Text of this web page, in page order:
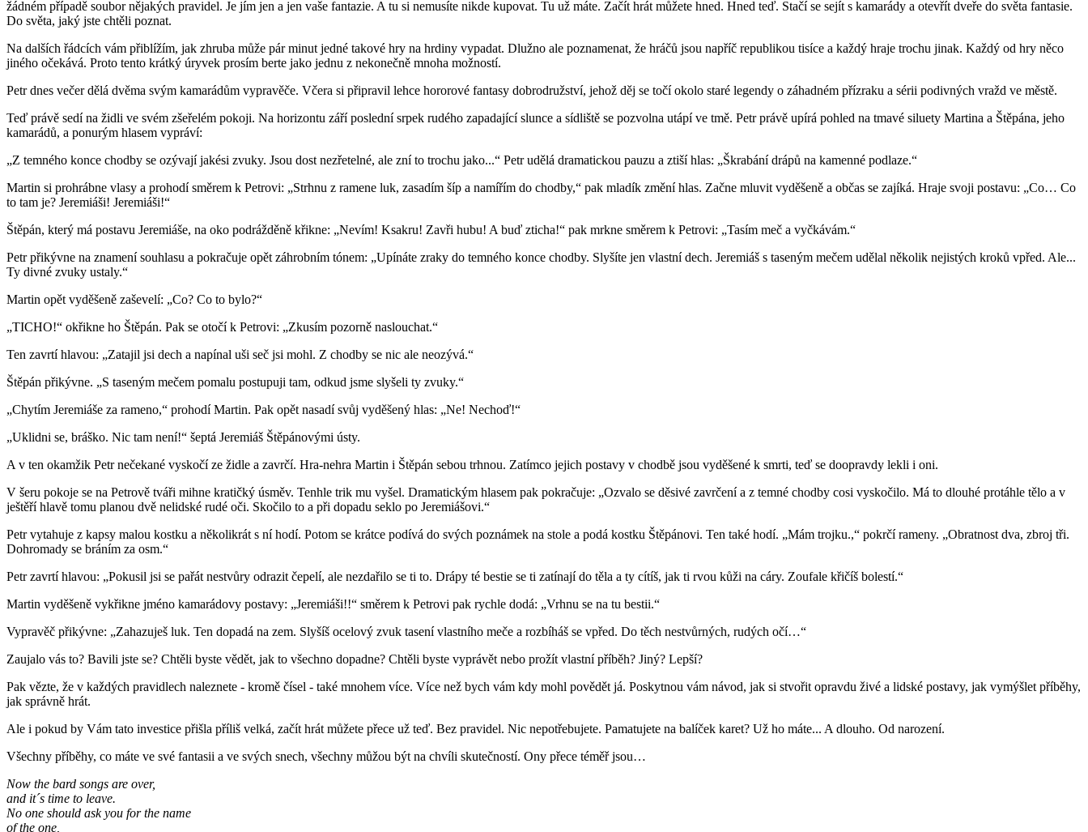
žádném případě soubor nějakých pravidel. Je jím jen a jen vaše fantazie. A tu si nemusíte nikde kupovat. Tu už máte. Začít hrát můžete hned. Hned teď. Stačí se sejít s kamarády a otevřít dveře do světa fantasie.
Do světa, jaký jste chtěli poznat.
Na dalších řádcích vám přiblížím, jak zhruba může pár minut jedné takové hry na hrdiny vypadat. Dlužno ale poznamenat, že hráčů jsou napříč republikou tisíce a každý hraje trochu jinak. Každý od hry něco
jiného očekává. Proto tento krátký úryvek prosím berte jako jednu z nekonečně mnoha možností.
Petr dnes večer dělá dvěma svým kamarádům vypravěče. Včera si připravil lehce hororové fantasy dobrodružství, jehož děj se točí okolo staré legendy o záhadném přízraku a sérii podivných vražd ve městě.
Teď právě sedí na židli ve svém zšeřelém pokoji. Na horizontu září poslední srpek rudého zapadající slunce a sídliště se pozvolna utápí ve tmě. Petr právě upírá pohled na tmavé siluety Martina a Štěpána, jeho
kamarádů, a ponurým hlasem vypráví:
„Z temného konce chodby se ozývají jakési zvuky. Jsou dost nezřetelné, ale zní to trochu jako...“ Petr udělá dramatickou pauzu a ztiší hlas: „Škrabání drápů na kamenné podlaze.“
Martin si prohrábne vlasy a prohodí směrem k Petrovi: „Strhnu z ramene luk, zasadím šíp a namířím do chodby,“ pak mladík změní hlas. Začne mluvit vyděšeně a občas se zajíká. Hraje svoji postavu: „Co… Co
to tam je? Jeremiáši! Jeremiáši!“
Štěpán, který má postavu Jeremiáše, na oko podrážděně křikne: „Nevím! Ksakru! Zavři hubu! A buď zticha!“ pak mrkne směrem k Petrovi: „Tasím meč a vyčkávám.“
Petr přikývne na znamení souhlasu a pokračuje opět záhrobním tónem: „Upínáte zraky do temného konce chodby. Slyšíte jen vlastní dech. Jeremiáš s taseným mečem udělal několik nejistých kroků vpřed. Ale...
Ty divné zvuky ustaly.“
Martin opět vyděšeně zaševelí: „Co? Co to bylo?“
„TICHO!“ okřikne ho Štěpán. Pak se otočí k Petrovi: „Zkusím pozorně naslouchat.“
Ten zavrtí hlavou: „Zatajil jsi dech a napínal uši seč jsi mohl. Z chodby se nic ale neozývá.“
Štěpán přikývne. „S taseným mečem pomalu postupuji tam, odkud jsme slyšeli ty zvuky.“
„Chytím Jeremiáše za rameno,“ prohodí Martin. Pak opět nasadí svůj vyděšený hlas: „Ne! Nechoď!“
„Uklidni se, bráško. Nic tam není!“ šeptá Jeremiáš Štěpánovými ústy.
A v ten okamžik Petr nečekané vyskočí ze židle a zavrčí. Hra-nehra Martin i Štěpán sebou trhnou. Zatímco jejich postavy v chodbě jsou vyděšené k smrti, teď se doopravdy lekli i oni.
V šeru pokoje se na Petrově tváři mihne kratičký úsměv. Tenhle trik mu vyšel. Dramatickým hlasem pak pokračuje: „Ozvalo se děsivé zavrčení a z temné chodby cosi vyskočilo. Má to dlouhé protáhle tělo a v
ještěří hlavě tomu planou dvě nelidské rudé oči. Skočilo to a při dopadu seklo po Jeremiášovi.“
Petr vytahuje z kapsy malou kostku a několikrát s ní hodí. Potom se krátce podívá do svých poznámek na stole a podá kostku Štěpánovi. Ten také hodí. „Mám trojku.,“ pokrčí rameny. „Obratnost dva, zbroj tři.
Dohromady se bráním za osm.“
Petr zavrtí hlavou: „Pokusil jsi se pařát nestvůry odrazit čepelí, ale nezdařilo se ti to. Drápy té bestie se ti zatínají do těla a ty cítíš, jak ti rvou kůži na cáry. Zoufale křičíš bolestí.“
Martin vyděšeně vykřikne jméno kamarádovy postavy: „Jeremiáši!!“ směrem k Petrovi pak rychle dodá: „Vrhnu se na tu bestii.“
Vypravěč přikývne: „Zahazuješ luk. Ten dopadá na zem. Slyšíš ocelový zvuk tasení vlastního meče a rozbíháš se vpřed. Do těch nestvůrných, rudých očí…“
Zaujalo vás to? Bavili jste se? Chtěli byste vědět, jak to všechno dopadne? Chtěli byste vyprávět nebo prožít vlastní příběh? Jiný? Lepší?
Pak vězte, že v každých pravidlech naleznete - kromě čísel - také mnohem více. Více než bych vám kdy mohl povědět já. Poskytnou vám návod, jak si stvořit opravdu živé a lidské postavy, jak vymýšlet příběhy,
jak správně hrát.
Ale i pokud by Vám tato investice přišla příliš velká, začít hrát můžete přece už teď. Bez pravidel. Nic nepotřebujete. Pamatujete na balíček karet? Už ho máte... A dlouho. Od narození.
Všechny příběhy, co máte ve své fantasii a ve svých snech, všechny můžou být na chvíli skutečností. Ony přece téměř jsou…
Now the bard songs are over,
and it´s time to leave.
No one should ask you for the name
of the one,